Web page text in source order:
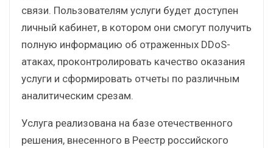
связи. Пользователям услуги будет доступен
личный кабинет, в котором они смогут получить
полную информацию об отраженных DDoS-
атаках, проконтролировать качество оказания
услуги и сформировать отчеты по различным
аналитическим срезам.
Услуга реализована на базе отечественного
решения, внесенного в Реестр российского